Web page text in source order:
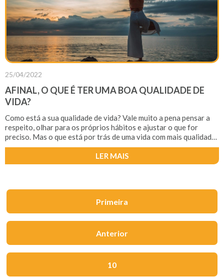
25/04/2022
AFINAL, O QUE É TER UMA BOA QUALIDADE DE
VIDA?
Como está a sua qualidade de vida? Vale muito a pena pensar a
respeito, olhar para os próprios hábitos e ajustar o que for
preciso. Mas o que está por trás de uma vida com mais qualidade?
Conquistar o emprego perfeito. Realizar os seus sonhos. Ter
saúde. Amar e ser amado pelos familiares e amigos. Ser feliz,
enfim.
LER MAIS
Primeira
Anterior
10